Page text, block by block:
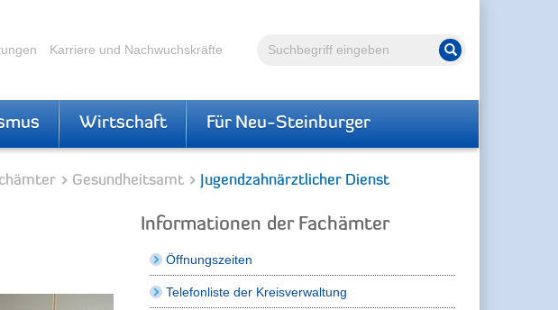
Volltextsuche Suche starten
Karriere und Nachwuchskräfte
Wirtschaft Für Neu-Steinburger
Gesundheitsamt Jugendzahnärztlicher Dienst
Informationen der Fachämter
Öffnungszeiten
Telefonliste der Kreisverwaltung